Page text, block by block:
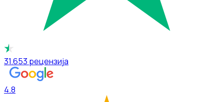
31.653 рецензија
4.8